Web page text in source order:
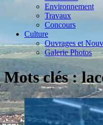
Environnement
Travaux
Concours
Culture
Ouvrages et
Galerie Photos
Mots clés :